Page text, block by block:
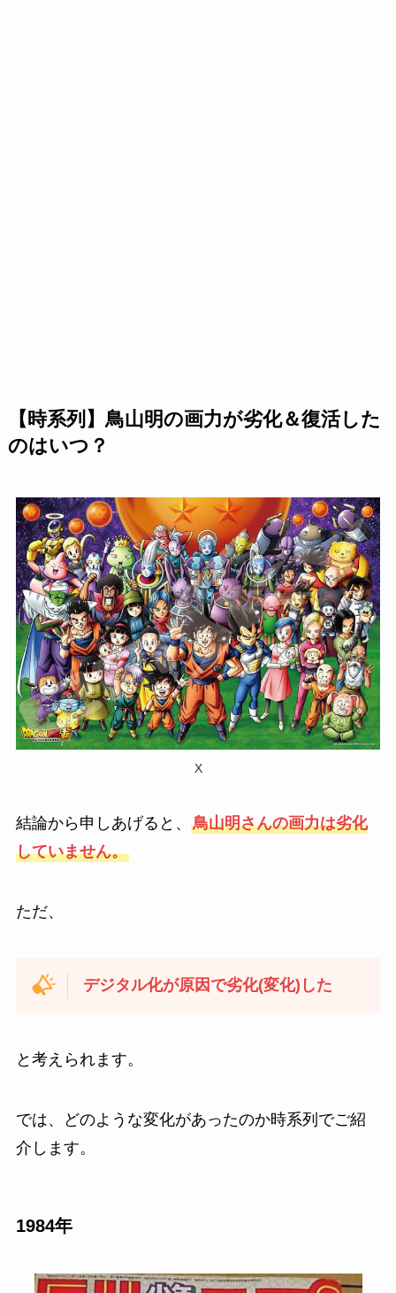
【時系列】鳥山明の画力が劣化＆復活した
のはいつ？
X
結論から申しあげると、 鳥山明さんの画力は劣化
していません。
ただ、
デジタル化が原因で劣化(変化)した
と考えられます。
では、どのような変化があったのか時系列でご紹
介します。
1984年